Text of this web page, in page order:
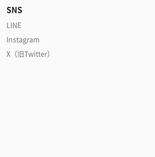
SNS
LINE
Instagram
X（旧Twitter）